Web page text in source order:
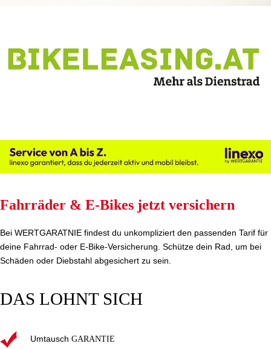
Fahrräder & E-Bikes jetzt versichern
Bei WERTGARATNIE findest du unkompliziert den passenden Tarif für
deine Fahrrad- oder E-Bike-Versicherung. Schütze dein Rad, um bei
Schäden oder Diebstahl abgesichert zu sein.
DAS LOHNT SICH
Umtausch GARANTIE